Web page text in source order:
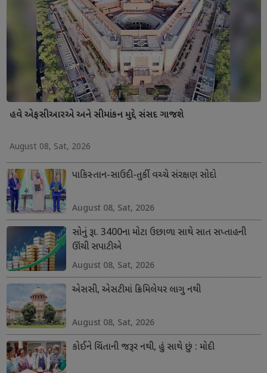
હવે એફસીઆરએ અને સીમાંકન મુદ્દે સંસદ ગાજશે
August 08, Sat, 2026
પાકિસ્તાન-સાઉદી-તુર્કી વચ્ચે સંરક્ષણ સોદો
August 08, Sat, 2026
સોનું રૂા. 3400ના મોટા ઉછાળા સાથે સાત સપ્તાહની
ઊંચી સપાટીએ
August 08, Sat, 2026
એસસી, એસટીમાં ક્રિમિલેયર લાગુ નથી
August 08, Sat, 2026
કોઈને ચિંતાની જરૂર નથી, હું સાથે છું : મોદી